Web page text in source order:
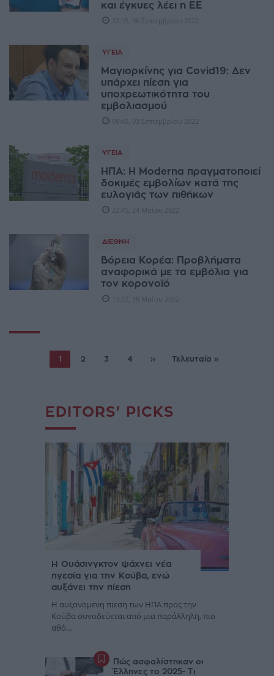
και έγκυες λέει η ΕΕ
22:15, 06 Σεπτεμβρίου 2022
ΥΓΕΊΑ
Μαγιορκίνης για Covid19: Δεν
υπάρχει πίεση για
υποχρεωτικότητα του
εμβολιασμού
09:45, 03 Σεπτεμβρίου 2022
ΥΓΕΊΑ
ΗΠΑ: Η Moderna πραγματοποιεί
δοκιμές εμβολίων κατά της
ευλογιάς των πιθήκων
22:45, 24 Μαΐου 2022
ΔΙΕΘΝΉ
Βόρεια Κορέα: Προβλήματα
αναφορικά με τα εμβόλια για
τον κορονοϊό
13:27, 18 Μαΐου 2022
1 2 3 4 ›› Τελευταία »
EDITORS' PICKS
Η Ουάσινγκτον ψάχνει νέα
ηγεσία για την Κούβα, ενώ
αυξάνει την πίεση
Η αυξανόμενη πίεση των ΗΠΑ προς την
Κούβα συνοδεύεται από μια παράλληλη, πιο
αθό...
Πώς ασφαλίστηκαν οι
Έλληνες το 2025- Τι